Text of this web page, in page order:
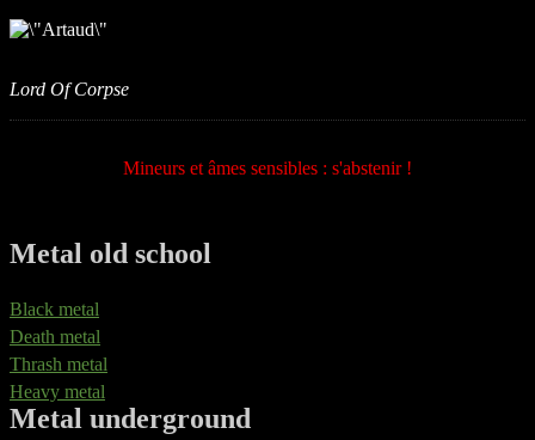
Lord Of Corpse
Mineurs et âmes sensibles : s'abstenir !
Metal old school
Black metal
Death metal
Thrash metal
Heavy metal
Metal underground